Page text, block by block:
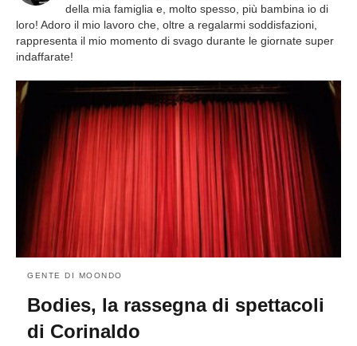
della mia famiglia e, molto spesso, più bambina io di
loro! Adoro il mio lavoro che, oltre a regalarmi soddisfazioni,
rappresenta il mio momento di svago durante le giornate super
indaffarate!
GENTE DI MOONDO
Bodies, la rassegna di spettacoli
di Corinaldo